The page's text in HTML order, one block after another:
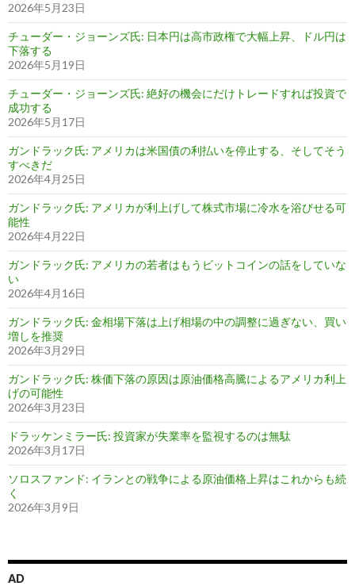
2026年5月23日
チューダー・ジョーンズ氏: 日本円は高市政権で大幅上昇、ドル円は
下落する
2026年5月19日
チューダー・ジョーンズ氏: 絶好の機会にだけトレードすれば投資で
成功する
2026年5月17日
ガンドラック氏: アメリカは米国債の利払いを停止する、そしてそう
すべきだ
2026年4月25日
ガンドラック氏: アメリカが利上げして株式市場に冷水を浴びせる可
能性
2026年4月22日
ガンドラック氏: アメリカの若者はもうビットコインの話をしていな
い
2026年4月16日
ガンドラック氏: 金相場下落は上げ相場の中の調整に過ぎない、買い
増しを推奨
2026年3月29日
ガンドラック氏: 株価下落の原因は原油価格高騰によるアメリカ利上
げの可能性
2026年3月23日
ドラッケンミラー氏: 投資家が失業率を監視するのは無駄
2026年3月17日
ソロスファンド: イランとの戦争による原油価格上昇はこれからも続
く
2026年3月9日
AD